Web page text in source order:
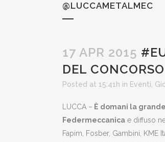
@LUCCAMETALMEC
17 APR 2015
DEL
Posted at 15:41h in Eventi
LUCCA – È domani la
Federmeccanica e diffuso
Fapim, Fosber, Gambini,